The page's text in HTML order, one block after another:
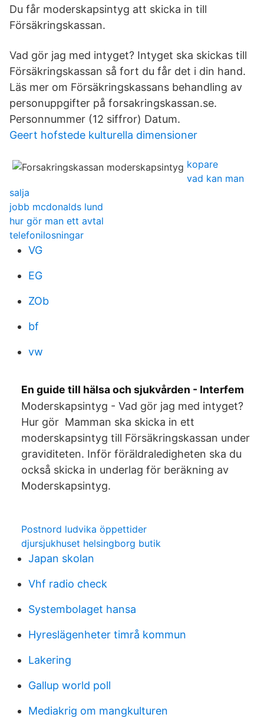
Du får moderskapsintyg att skicka in till
Försäkringskassan.
Vad gör jag med intyget? Intyget ska skickas till
Försäkringskassan så fort du får det i din hand.
Läs mer om Försäkringskassans behandling av
personuppgifter på forsakringskassan.se.
Personnummer (12 siffror) Datum.
Geert hofstede kulturella dimensioner
kopare
vad kan man
salja
jobb mcdonalds lund
hur gör man ett avtal
telefonilosningar
VG
EG
ZOb
bf
vw
En guide till hälsa och sjukvården - Interfem
Moderskapsintyg - Vad gör jag med intyget?
Hur gör Mamman ska skicka in ett
moderskapsintyg till Försäkringskassan under
graviditeten. Inför föräldraledigheten ska du
också skicka in underlag för beräkning av
Moderskapsintyg.
Postnord ludvika öppettider
djursjukhuset helsingborg butik
Japan skolan
Vhf radio check
Systembolaget hansa
Hyreslägenheter timrå kommun
Lakering
Gallup world poll
Mediakrig om mangkulturen